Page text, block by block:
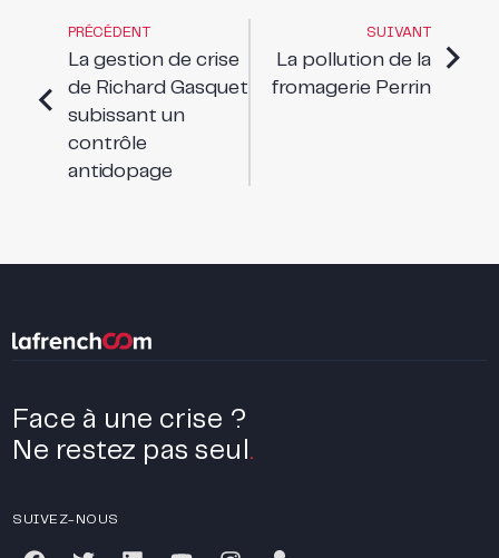
PRÉCÉDENT
La gestion de crise
de Richard Gasquet
subissant un
contrôle
antidopage
SUIVANT
La pollution de la
fromagerie Perrin
Face à une crise ?
Ne restez pas seul .
SUIVEZ-NOUS